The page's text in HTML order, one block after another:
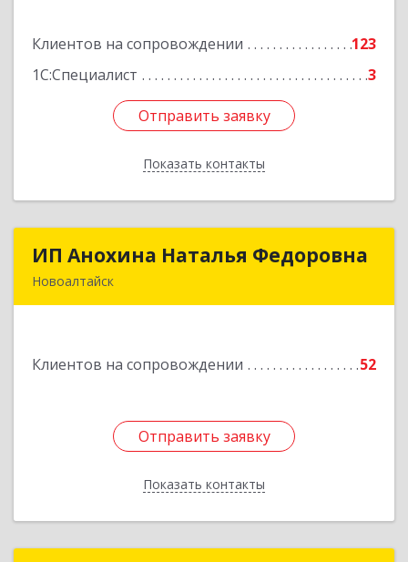
Клиентов на сопровождении
123
1С:Специалист
3
Отправить заявку
Показать контакты
Подробнее
Отправить заявку
Назад
ИП Анохина Наталья Федоровна
Новоалтайск
Клиентов на сопровождении 52
Отправить заявку
Показать контакты
ИП Анохина Наталья Федоровна
Подробнее
Отправить заявку
Назад